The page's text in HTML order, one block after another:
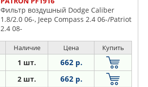
Фильтр воздушный Dodge Caliber
1.8/2.0 06-, Jeep Compass 2.4 06-/Patriot
2.4 08-
Наличие Цена Купить
1 шт. 662 р.
2 шт. 662 р.